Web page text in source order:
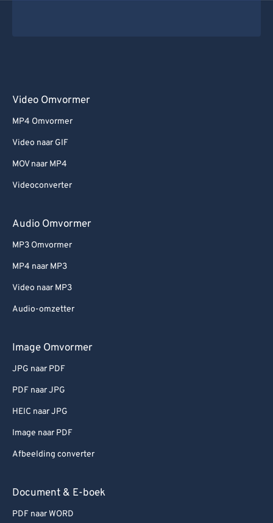
Video Omvormer
MP4 Omvormer
Video naar GIF
MOV naar MP4
Videoconverter
Audio Omvormer
MP3 Omvormer
MP4 naar MP3
Video naar MP3
Audio-omzetter
Image Omvormer
JPG naar PDF
PDF naar JPG
HEIC naar JPG
Image naar PDF
Afbeelding converter
Document & E-boek
PDF naar WORD